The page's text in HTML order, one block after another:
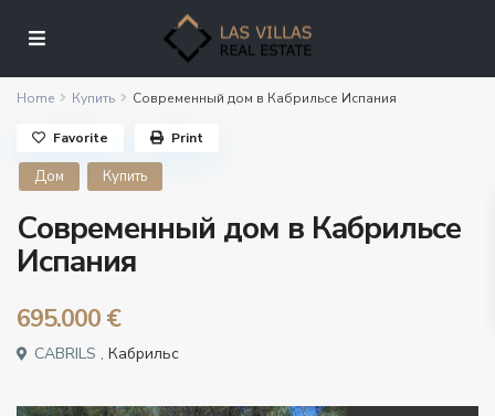
Home Купить Современный дом в Кабрильсе Испания
Дом Купить
Современный дом в Кабрильсе
Испания
695.000 €
CABRILS ,Кабрильс
Favorite Print